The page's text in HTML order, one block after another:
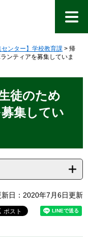
センター】学校教育課 > 帰
ンティアを募集していま
徒のため
集してい
新日：2020年7月6日更新